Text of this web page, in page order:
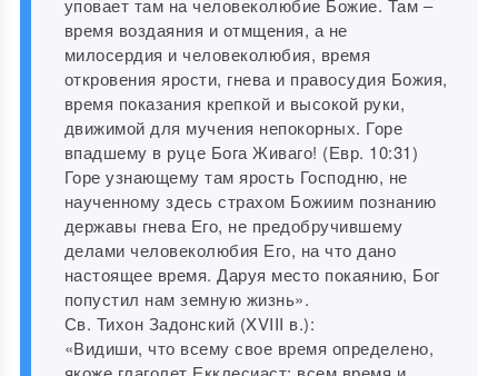
уповает там на человеколюбие Божие. Там ‒
время воздаяния и отмщения, а не
милосердия и человеколюбия, время
откровения ярости, гнева и правосудия Божия,
время показания крепкой и высокой руки,
движимой для мучения непокорных. Горе
впадшему в руце Бога Живаго! (Евр. 10:31)
Горе узнающему там ярость Господню, не
наученному здесь страхом Божиим познанию
державы гнева Его, не предобручившему
делами человеколюбия Его, на что дано
настоящее время. Даруя место покаянию, Бог
попустил нам земную жизнь».
Св. Тихон Задонский (XVIII в.):
«Видиши, что всему свое время определено,